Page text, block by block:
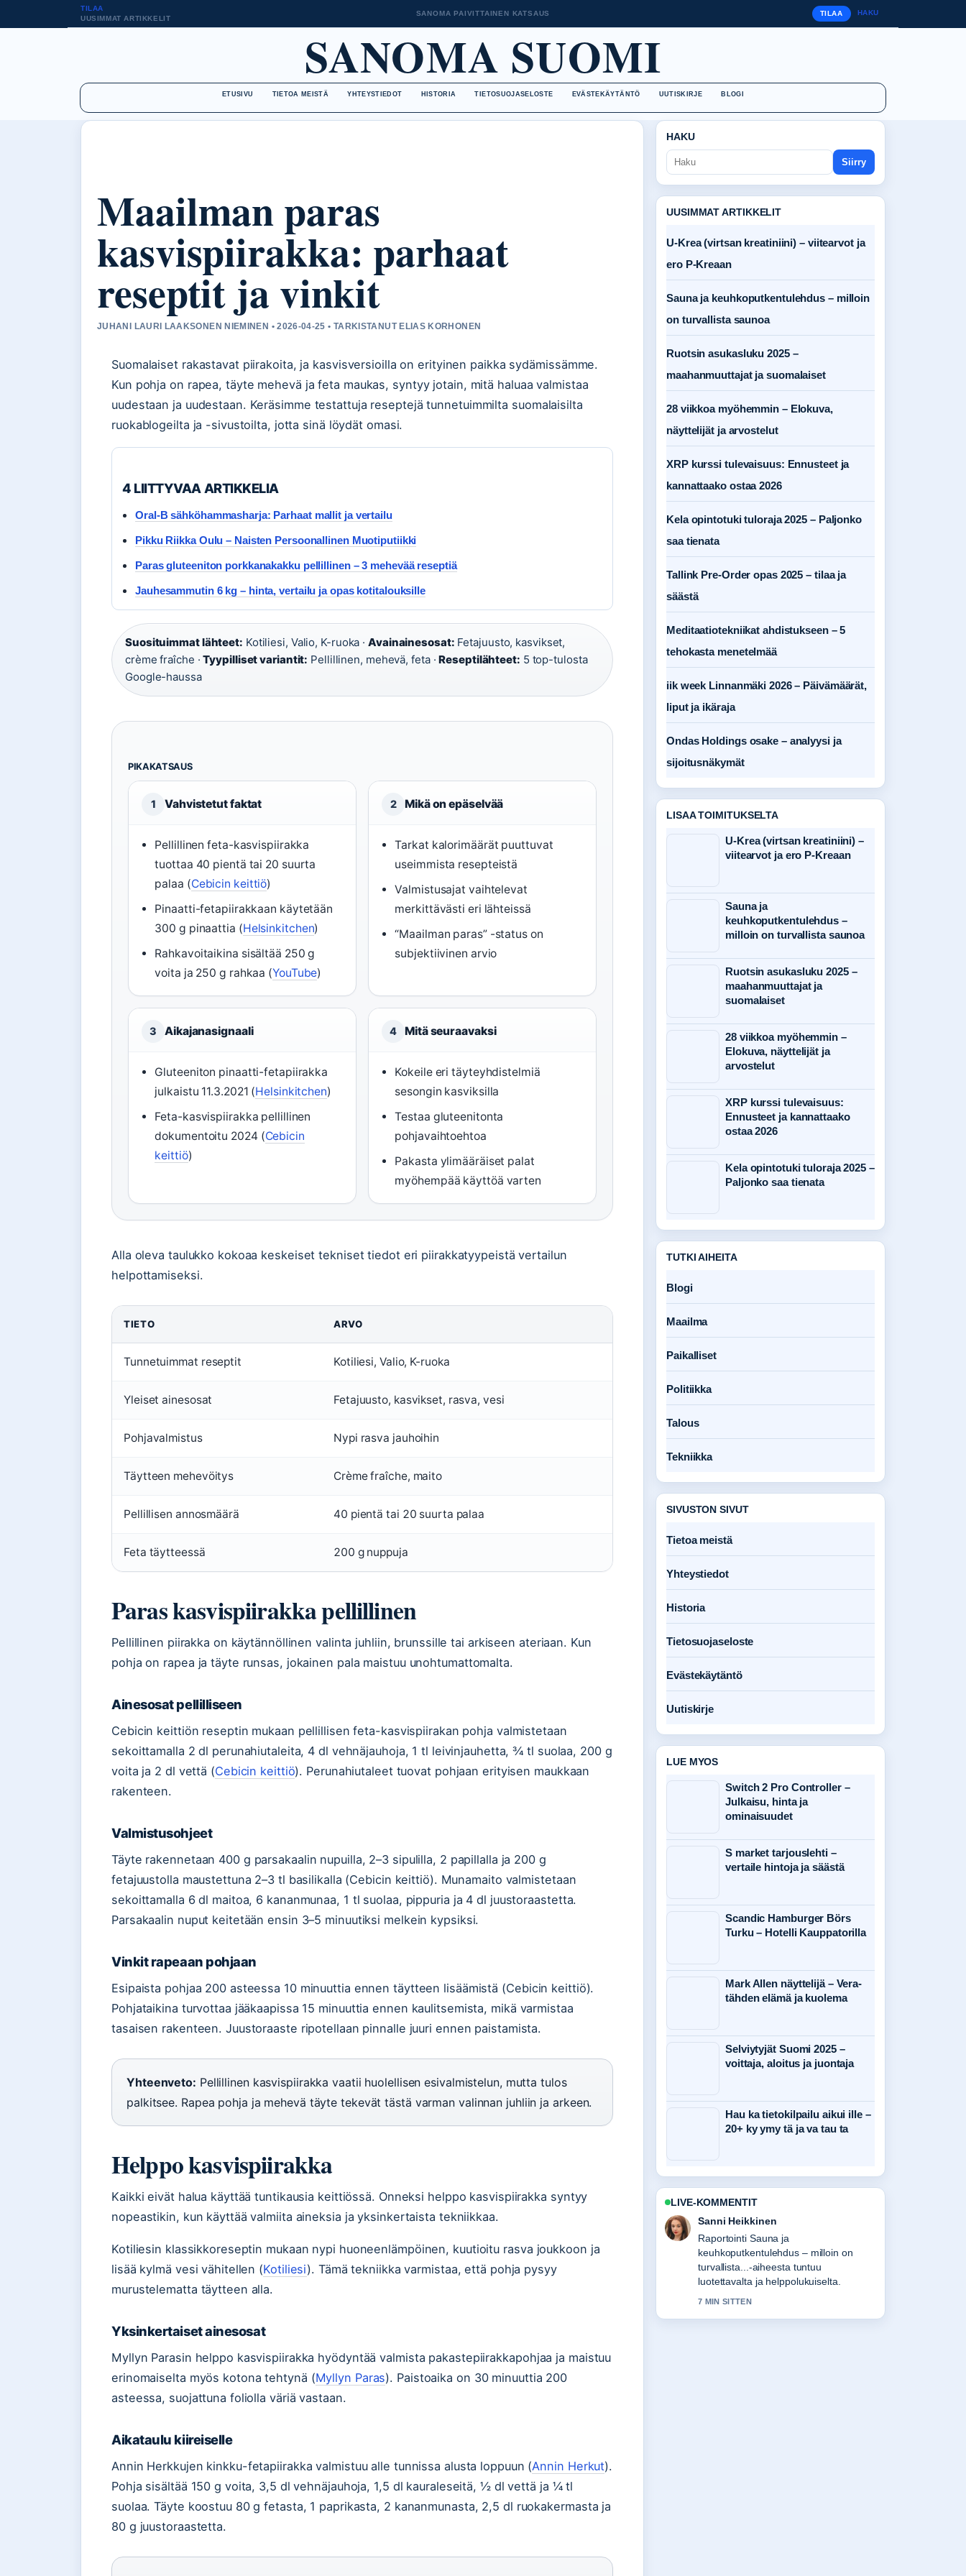
TILAA
UUSIMMAT ARTIKKELIT
SANOMA PAIVITTAINEN KATSAUS TILAA HAKU
SANOMA SUOMI
ETUSIVU TIETOA MEISTÄ YHTEYSTIEDOT HISTORIA TIETOSUOJASELOSTE EVÄSTEKÄYTÄNTÖ UUTISKIRJE BLOGI
Maailman paras
kasvispiirakka: parhaat
reseptit ja vinkit
JUHANI LAURI LAAKSONEN NIEMINEN • 2026-04-25 • TARKISTANUT ELIAS KORHONEN
Suomalaiset rakastavat piirakoita, ja kasvisversioilla on erityinen paikka sydämissämme.
Kun pohja on rapea, täyte mehevä ja feta maukas, syntyy jotain, mitä haluaa valmistaa
uudestaan ja uudestaan. Keräsimme testattuja reseptejä tunnetuimmilta suomalaisilta
ruokablogeilta ja -sivustoilta, jotta sinä löydät omasi.
4 LIITTYVAA ARTIKKELIA
Oral-B sähköhammasharja: Parhaat mallit ja vertailu
Pikku Riikka Oulu – Naisten Persoonallinen Muotiputiikki
Paras gluteeniton porkkanakakku pellillinen – 3 mehevää reseptiä
Jauhesammutin 6 kg – hinta, vertailu ja opas kotitalouksille
Suosituimmat lähteet: Kotiliesi, Valio, K-ruoka ·Avainainesosat: Fetajuusto, kasvikset,
crème fraîche ·Tyypilliset variantit: Pellillinen, mehevä, feta ·Reseptilähteet: 5 top-tulosta
Google-haussa
PIKAKATSAUS
1 Vahvistetut faktat
Pellillinen feta-kasvispiirakka
tuottaa 40 pientä tai 20 suurta
palaa (Cebicin keittiö)
Pinaatti-fetapiirakkaan käytetään
300 g pinaattia (Helsinkitchen)
Rahkavoitaikina sisältää 250 g
voita ja 250 g rahkaa (YouTube)
2 Mikä on epäselvää
Tarkat kalorimäärät puuttuvat
useimmista resepteistä
Valmistusajat vaihtelevat
merkittävästi eri lähteissä
“Maailman paras” -status on
subjektiivinen arvio
3 Aikajanasignaali
Gluteeniton pinaatti-fetapiirakka
julkaistu 11.3.2021 (Helsinkitchen)
Feta-kasvispiirakka pellillinen
dokumentoitu 2024 (Cebicin
keittiö)
4 Mitä seuraavaksi
Kokeile eri täyteyhdistelmiä
sesongin kasviksilla
Testaa gluteenitonta
pohjavaihtoehtoa
Pakasta ylimääräiset palat
myöhempää käyttöä varten
Alla oleva taulukko kokoaa keskeiset tekniset tiedot eri piirakkatyypeistä vertailun
helpottamiseksi.
TIETO ARVO
Tunnetuimmat reseptit Kotiliesi, Valio, K-ruoka
Yleiset ainesosat Fetajuusto, kasvikset, rasva, vesi
Pohjavalmistus Nypi rasva jauhoihin
Täytteen mehevöitys Crème fraîche, maito
Pellillisen annosmäärä 40 pientä tai 20 suurta palaa
Feta täytteessä 200 g nuppuja
Paras kasvispiirakka pellillinen
Pellillinen piirakka on käytännöllinen valinta juhliin, brunssille tai arkiseen ateriaan. Kun
pohja on rapea ja täyte runsas, jokainen pala maistuu unohtumattomalta.
Ainesosat pellilliseen
Cebicin keittiön reseptin mukaan pellillisen feta-kasvispiirakan pohja valmistetaan
sekoittamalla 2 dl perunahiutaleita, 4 dl vehnäjauhoja, 1 tl leivinjauhetta, ¾ tl suolaa, 200 g
voita ja 2 dl vettä (Cebicin keittiö). Perunahiutaleet tuovat pohjaan erityisen maukkaan
rakenteen.
Valmistusohjeet
Täyte rakennetaan 400 g parsakaalin nupuilla, 2–3 sipulilla, 2 papillalla ja 200 g
fetajuustolla maustettuna 2–3 tl basilikalla (Cebicin keittiö). Munamaito valmistetaan
sekoittamalla 6 dl maitoa, 6 kananmunaa, 1 tl suolaa, pippuria ja 4 dl juustoraastetta.
Parsakaalin nuput keitetään ensin 3–5 minuutiksi melkein kypsiksi.
Vinkit rapeaan pohjaan
Esipaista pohjaa 200 asteessa 10 minuuttia ennen täytteen lisäämistä (Cebicin keittiö).
Pohjataikina turvottaa jääkaapissa 15 minuuttia ennen kaulitsemista, mikä varmistaa
tasaisen rakenteen. Juustoraaste ripotellaan pinnalle juuri ennen paistamista.
Yhteenveto: Pellillinen kasvispiirakka vaatii huolellisen esivalmistelun, mutta tulos
palkitsee. Rapea pohja ja mehevä täyte tekevät tästä varman valinnan juhliin ja arkeen.
Helppo kasvispiirakka
Kaikki eivät halua käyttää tuntikausia keittiössä. Onneksi helppo kasvispiirakka syntyy
nopeastikin, kun käyttää valmiita aineksia ja yksinkertaista tekniikkaa.
Kotiliesin klassikkoreseptin mukaan nypi huoneenlämpöinen, kuutioitu rasva joukkoon ja
lisää kylmä vesi vähitellen (Kotiliesi). Tämä tekniikka varmistaa, että pohja pysyy
murustelematta täytteen alla.
Yksinkertaiset ainesosat
Myllyn Parasin helppo kasvispiirakka hyödyntää valmista pakastepiirakkapohjaa ja maistuu
erinomaiselta myös kotona tehtynä (Myllyn Paras). Paistoaika on 30 minuuttia 200
asteessa, suojattuna foliolla väriä vastaan.
Aikataulu kiireiselle
Annin Herkkujen kinkku-fetapiirakka valmistuu alle tunnissa alusta loppuun (Annin Herkut).
Pohja sisältää 150 g voita, 3,5 dl vehnäjauhoja, 1,5 dl kauraleseitä, ½ dl vettä ja ¼ tl
suolaa. Täyte koostuu 80 g fetasta, 1 paprikasta, 2 kananmunasta, 2,5 dl ruokakermasta ja
80 g juustoraastetta.
HAKU
Siirry
UUSIMMAT ARTIKKELIT
U-Krea (virtsan kreatiniini) – viitearvot ja
ero P-Kreaan
Sauna ja keuhkoputkentulehdus – milloin
on turvallista saunoa
Ruotsin asukasluku 2025 –
maahanmuuttajat ja suomalaiset
28 viikkoa myöhemmin – Elokuva,
näyttelijät ja arvostelut
XRP kurssi tulevaisuus: Ennusteet ja
kannattaako ostaa 2026
Kela opintotuki tuloraja 2025 – Paljonko
saa tienata
Tallink Pre-Order opas 2025 – tilaa ja
säästä
Meditaatiotekniikat ahdistukseen – 5
tehokasta menetelmää
iik week Linnanmäki 2026 – Päivämäärät,
liput ja ikäraja
Ondas Holdings osake – analyysi ja
sijoitusnäkymät
LISAA TOIMITUKSELTA
U-Krea (virtsan kreatiniini) –
viitearvot ja ero P-Kreaan
Sauna ja
keuhkoputkentulehdus –
milloin on turvallista saunoa
Ruotsin asukasluku 2025 –
maahanmuuttajat ja
suomalaiset
28 viikkoa myöhemmin –
Elokuva, näyttelijät ja
arvostelut
XRP kurssi tulevaisuus:
Ennusteet ja kannattaako
ostaa 2026
Kela opintotuki tuloraja 2025 –
Paljonko saa tienata
TUTKI AIHEITA
Blogi
Maailma
Paikalliset
Politiikka
Talous
Tekniikka
SIVUSTON SIVUT
Tietoa meistä
Yhteystiedot
Historia
Tietosuojaseloste
Evästekäytäntö
Uutiskirje
LUE MYOS
Switch 2 Pro Controller –
Julkaisu, hinta ja
ominaisuudet
S market tarjouslehti –
vertaile hintoja ja säästä
Scandic Hamburger Börs
Turku – Hotelli Kauppatorilla
Mark Allen näyttelijä – Vera-
tähden elämä ja kuolema
Selviytyjät Suomi 2025 –
voittaja, aloitus ja juontaja
Hau ka tietokilpailu aikui ille –
20+ ky ymy tä ja va tau ta
LIVE-KOMMENTIT
Mikael Laine
Vahvaa tarkistustyota liittyen Ruotsin
asukasluku 2025 – maahanmuuttajat ja
suomalaiset. Useampien medioiden
tulisi kirjoittaa nain.
9 MIN SITTEN